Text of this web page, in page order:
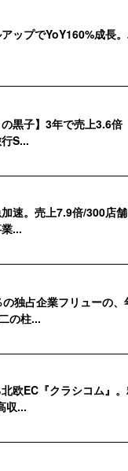
ップでYoY160%成長
の黒子】3年で売上3.6倍
S...
速。売上7.9倍/300店
...
独占企業フリューの、
の柱...
欧EC『クラシコム』
収...